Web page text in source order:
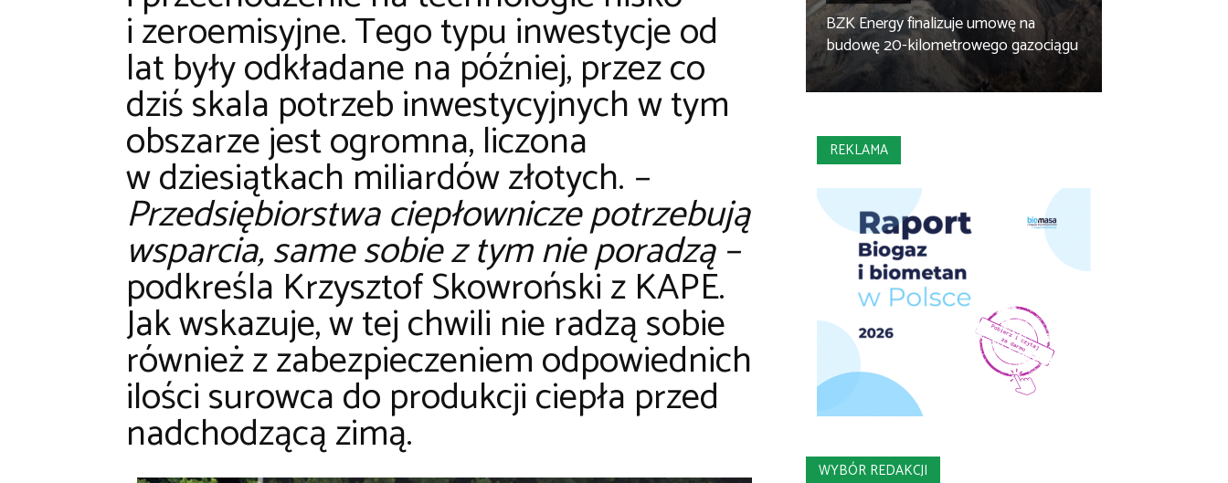
i zeroemisyjne. Tego typu inwestycje od
lat były odkładane na później, przez co
dziś skala potrzeb inwestycyjnych w tym
obszarze jest ogromna, liczona
w dziesiątkach miliardów złotych. –
Przedsiębiorstwa ciepłownicze potrzebują
wsparcia, same sobie z tym nie poradzą –
podkreśla Krzysztof Skowroński z KAPE.
Jak wskazuje, w tej chwili nie radzą sobie
również z zabezpieczeniem odpowiednich
ilości surowca do produkcji ciepła przed
nadchodzącą zimą.
BZK Energy finalizuje umowę na
budowę 20-kilometrowego gazociągu
REKLAMA
WYBÓR REDAKCJI